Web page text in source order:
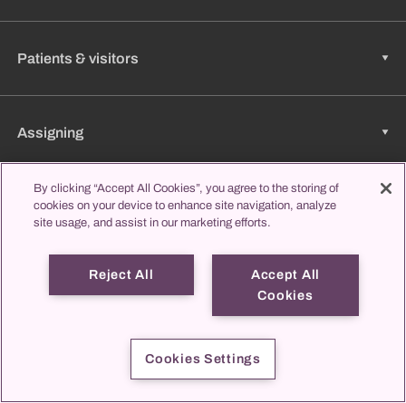
Patients & visitors
Assigning
Jobs & Career
Learning & Studying
Imprint Data protection
By clicking “Accept All Cookies”, you agree to the storing of
cookies on your device to enhance site navigation, analyze
site usage, and assist in our marketing efforts.
Accept All
Cookies
Reject All
Cookies Settings